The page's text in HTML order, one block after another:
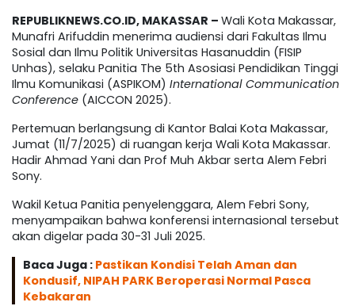
REPUBLIKNEWS.CO.ID, MAKASSAR – Wali Kota Makassar,
Munafri Arifuddin menerima audiensi dari Fakultas Ilmu
Sosial dan Ilmu Politik Universitas Hasanuddin (FISIP
Unhas), selaku Panitia The 5th Asosiasi Pendidikan Tinggi
Ilmu Komunikasi (ASPIKOM) International Communication
Conference (AICCON 2025).
Pertemuan berlangsung di Kantor Balai Kota Makassar,
Jumat (11/7/2025) di ruangan kerja Wali Kota Makassar.
Hadir Ahmad Yani dan Prof Muh Akbar serta Alem Febri
Sony.
Wakil Ketua Panitia penyelenggara, Alem Febri Sony,
menyampaikan bahwa konferensi internasional tersebut
akan digelar pada 30-31 Juli 2025.
Baca Juga : Pastikan Kondisi Telah Aman dan
Kondusif, NIPAH PARK Beroperasi Normal Pasca
Kebakaran